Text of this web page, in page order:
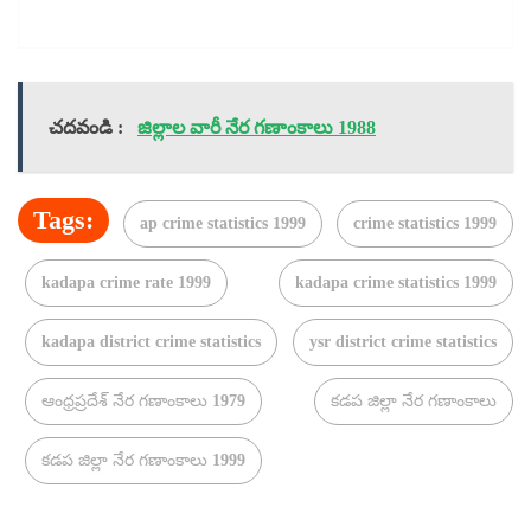
చదవండి : జిల్లాల వారీ నేర గణాంకాలు 1988
Tags: ap crime statistics 1999 crime statistics 1999
kadapa crime rate 1999 kadapa crime statistics 1999
kadapa district crime statistics ysr district crime statistics
ఆంధ్రప్రదేశ్ నేర గణాంకాలు 1979 కడప జిల్లా నేర గణాంకాలు
కడప జిల్లా నేర గణాంకాలు 1999